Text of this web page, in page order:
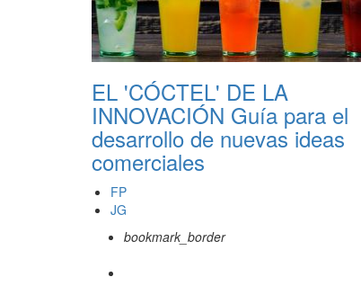
EL 'CÓCTEL' DE LA
INNOVACIÓN Guía para el
desarrollo de nuevas ideas
comerciales
FP
JG
bookmark_border